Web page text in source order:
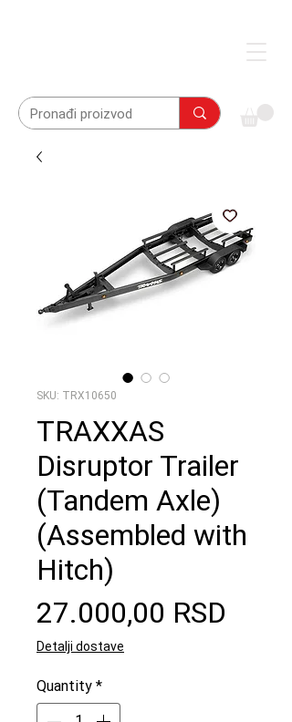
SKU: TRX10650
TRAXXAS
Disruptor Trailer
(Tandem Axle)
(Assembled with
Hitch)
27.000,00 RSD
Detalji dostave
Quantity *